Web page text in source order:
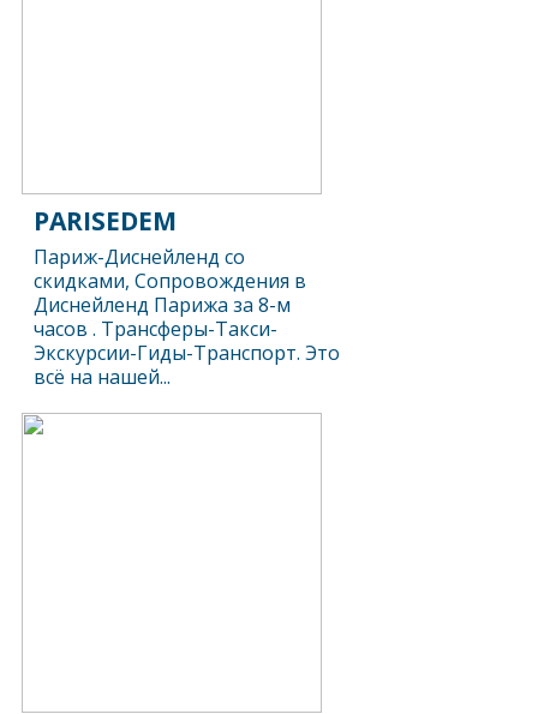
PARISEDEM
Париж-Диснейленд со
скидками, Сопровождения в
Диснейленд Парижа за 8-м
часов . Трансферы-Такси-
Экскурсии-Гиды-Транспорт. Это
всё на нашей...